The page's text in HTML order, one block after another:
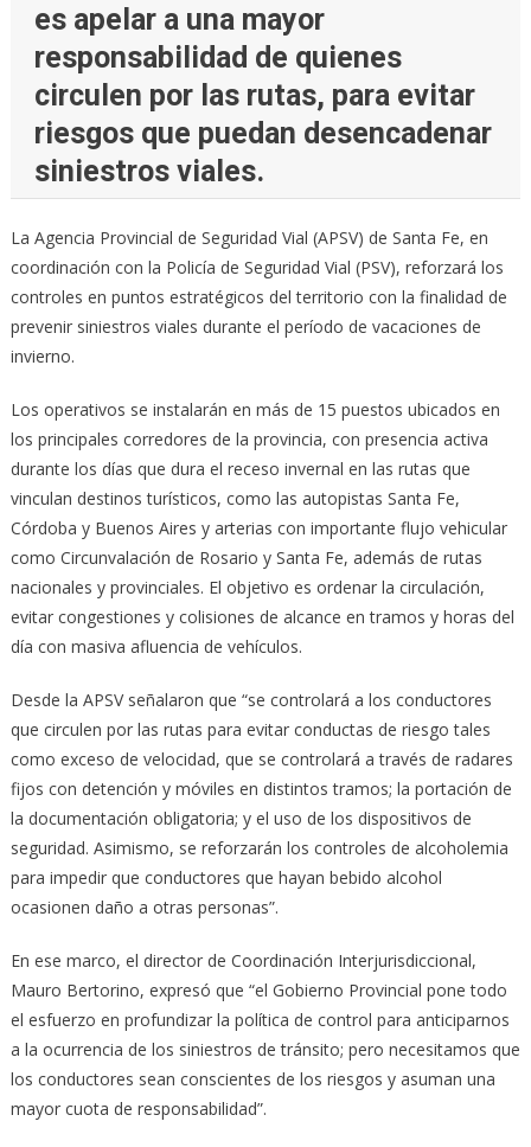
es apelar a una mayor
responsabilidad de quienes
circulen por las rutas, para evitar
riesgos que puedan desencadenar
siniestros viales.
La Agencia Provincial de Seguridad Vial (APSV) de Santa Fe, en
coordinación con la Policía de Seguridad Vial (PSV), reforzará los
controles en puntos estratégicos del territorio con la finalidad de
prevenir siniestros viales durante el período de vacaciones de
invierno.
Los operativos se instalarán en más de 15 puestos ubicados en
los principales corredores de la provincia, con presencia activa
durante los días que dura el receso invernal en las rutas que
vinculan destinos turísticos, como las autopistas Santa Fe,
Córdoba y Buenos Aires y arterias con importante flujo vehicular
como Circunvalación de Rosario y Santa Fe, además de rutas
nacionales y provinciales. El objetivo es ordenar la circulación,
evitar congestiones y colisiones de alcance en tramos y horas del
día con masiva afluencia de vehículos.
Desde la APSV señalaron que “se controlará a los conductores
que circulen por las rutas para evitar conductas de riesgo tales
como exceso de velocidad, que se controlará a través de radares
fijos con detención y móviles en distintos tramos; la portación de
la documentación obligatoria; y el uso de los dispositivos de
seguridad. Asimismo, se reforzarán los controles de alcoholemia
para impedir que conductores que hayan bebido alcohol
ocasionen daño a otras personas”.
En ese marco, el director de Coordinación Interjurisdiccional,
Mauro Bertorino, expresó que “el Gobierno Provincial pone todo
el esfuerzo en profundizar la política de control para anticiparnos
a la ocurrencia de los siniestros de tránsito; pero necesitamos que
los conductores sean conscientes de los riesgos y asuman una
mayor cuota de responsabilidad”.